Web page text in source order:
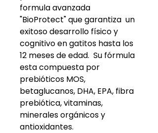
formula avanzada
"BioProtect" que garantiza un
exitoso desarrollo físico y
cognitivo en gatitos hasta los
12 meses de edad. Su fórmula
esta compuesta por
prebióticos MOS,
betaglucanos, DHA, EPA, fibra
prebiótica, vitaminas,
minerales orgánicos y
antioxidantes.